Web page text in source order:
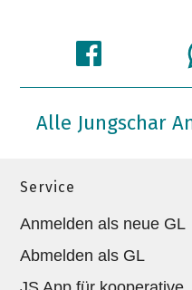
Alle Jungschar
Service
Anmelden als neue GL
Abmelden als GL